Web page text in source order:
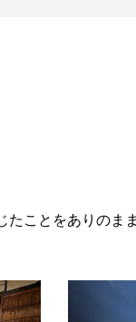
ことをありのま